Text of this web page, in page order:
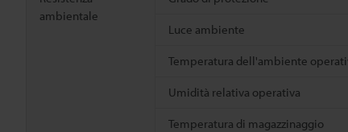
ambientale
Luce ambiente
Temperatura dell'ambiente
Umidità relativa operativa
Temperatura di magazzinaggio